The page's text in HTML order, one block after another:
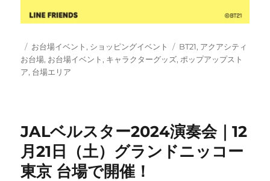
投
稿
日:
カ
テ
ゴ
お台場イベント , ショッピングイベント
タ
グ
BT21, アクアシティ
お台場, お台場イベント , キャラクターグッズ, ポップアップスト
ア, 台場エリア
JALベルスター2024演奏会｜12
月21日（土）グランドニッコー
東京 台場で開催！